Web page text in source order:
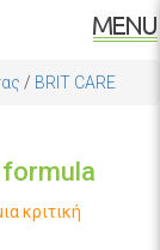
/ BRIT CARE
formula
κριτική